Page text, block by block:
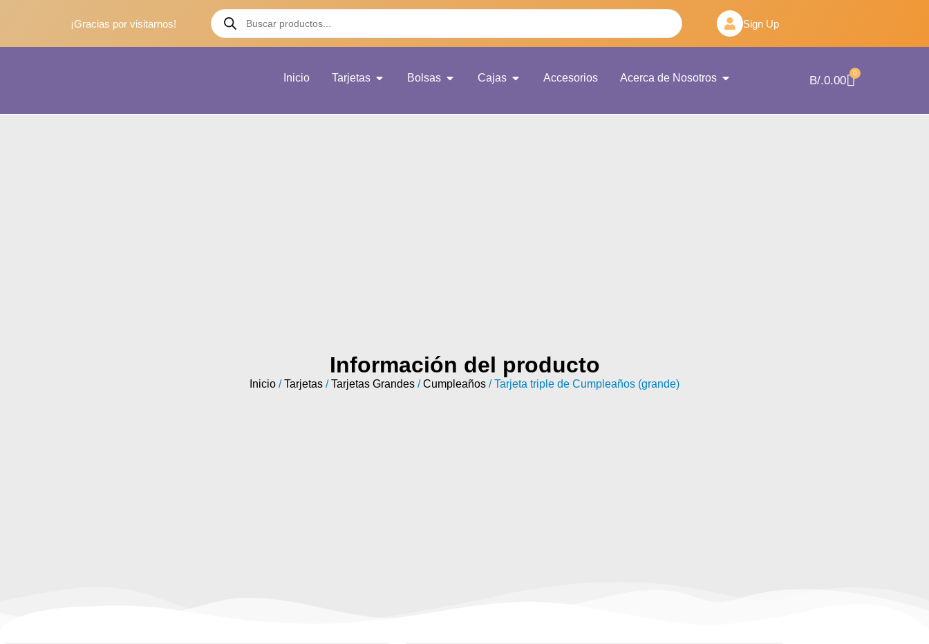
¡Gracias por visitarnos! Sign Up
B/.0.00
0
Inicio Tarjetas Bolsas Cajas Accesorios Acerca de Nosotros
Información del producto
Inicio /Tarjetas /Tarjetas Grandes /Cumpleaños / Tarjeta triple de Cumpleaños (grande)